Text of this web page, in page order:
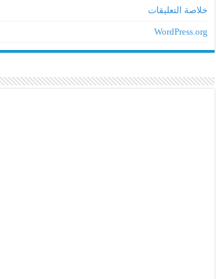
خلاصة التعليقات
WordPress.org